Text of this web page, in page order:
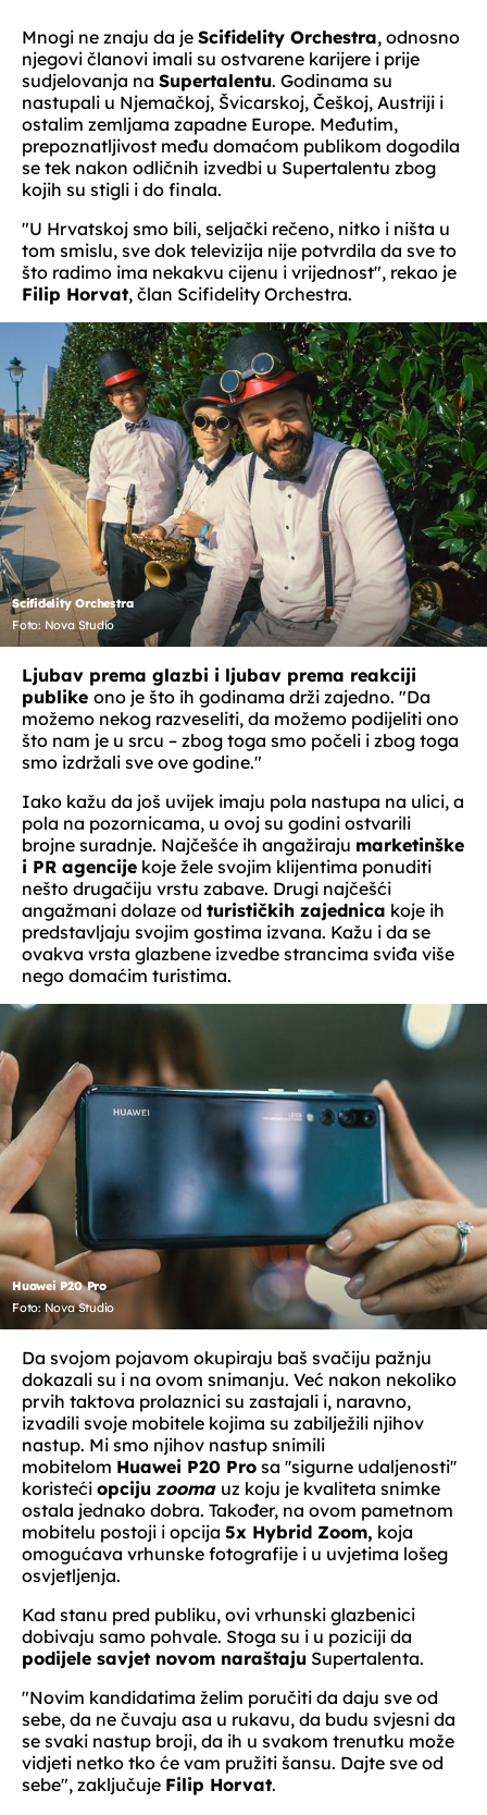
Mnogi ne znaju da je Scifidelity Orchestra, odnosno
njegovi članovi imali su ostvarene karijere i prije
sudjelovanja na Supertalentu. Godinama su
nastupali u Njemačkoj, Švicarskoj, Češkoj, Austriji i
ostalim zemljama zapadne Europe. Međutim,
prepoznatljivost među domaćom publikom dogodila
se tek nakon odličnih izvedbi u Supertalentu zbog
kojih su stigli i do finala.
"U Hrvatskoj smo bili, seljački rečeno, nitko i ništa u
tom smislu, sve dok televizija nije potvrdila da sve to
što radimo ima nekakvu cijenu i vrijednost", rekao je
Filip Horvat, član Scifidelity Orchestra.
Scifidelity Orchestra
Foto: Nova Studio
Ljubav prema glazbi i ljubav prema reakciji
publike ono je što ih godinama drži zajedno. "Da
možemo nekog razveseliti, da možemo podijeliti ono
što nam je u srcu – zbog toga smo počeli i zbog toga
smo izdržali sve ove godine."
Iako kažu da još uvijek imaju pola nastupa na ulici, a
pola na pozornicama, u ovoj su godini ostvarili
brojne suradnje. Najčešće ih angažiraju marketinške
i PR agencije koje žele svojim klijentima ponuditi
nešto drugačiju vrstu zabave. Drugi najčešći
angažmani dolaze od turističkih zajednica koje ih
predstavljaju svojim gostima izvana. Kažu i da se
ovakva vrsta glazbene izvedbe strancima sviđa više
nego domaćim turistima.
Huawei P20 Pro
Foto: Nova Studio
Da svojom pojavom okupiraju baš svačiju pažnju
dokazali su i na ovom snimanju. Već nakon nekoliko
prvih taktova prolaznici su zastajali i, naravno,
izvadili svoje mobitele kojima su zabilježili njihov
nastup. Mi smo njihov nastup snimili
mobitelom Huawei P20 Pro sa ''sigurne udaljenosti''
koristeći opciju zooma uz koju je kvaliteta snimke
ostala jednako dobra. Također, na ovom pametnom
mobitelu postoji i opcija 5x Hybrid Zoom, koja
omogućava vrhunske fotografije i u uvjetima lošeg
osvjetljenja.
Kad stanu pred publiku, ovi vrhunski glazbenici
dobivaju samo pohvale. Stoga su i u poziciji da
podijele savjet novom naraštaju Supertalenta.
"Novim kandidatima želim poručiti da daju sve od
sebe, da ne čuvaju asa u rukavu, da budu svjesni da
se svaki nastup broji, da ih u svakom trenutku može
vidjeti netko tko će vam pružiti šansu. Dajte sve od
sebe", zaključuje Filip Horvat.